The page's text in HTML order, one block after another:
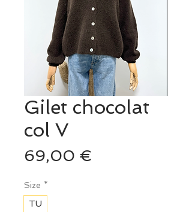
Gilet chocolat
col V
69,00 €
Size *
TU